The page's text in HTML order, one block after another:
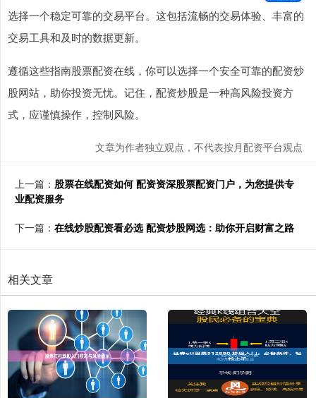
选择一个稳定可靠的交易平台。这包括流畅的交易体验、丰富的
交易工具和及时的数据更新。
遵循这些指南股票配资在线，你可以选择一个安全可靠的配资炒
股网站，助你投资无忧。记住，配资炒股是一种高风险投资方
式，应谨慎操作，控制风险。
文章为作者独立观点，不代表按月配资平台观点
上一篇： 股票在线配资如何 配资资深股票配资门户，为您提供专
业配资服务
下一篇： 在线炒股配资看必选 配资炒股网选：助你开启财富之路
相关文章